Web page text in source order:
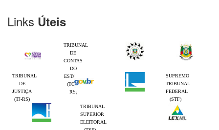
Links Úteis
TRIBUNAL
DE
CONTAS
DO
ESTADO
(TCE-
RS)
TRIBUNAL
DE
JUSTIÇA
(TJ-RS)
SUPREMO
TRIBUNAL
FEDERAL
(STF)
TRIBUNAL
SUPERIOR
ELEITORAL